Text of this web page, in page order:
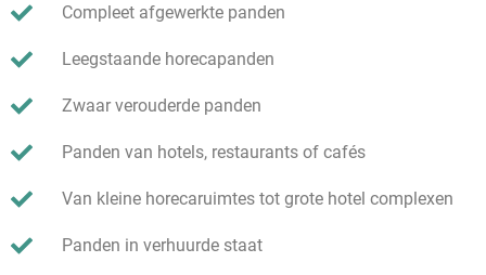
Compleet afgewerkte panden
Leegstaande horecapanden
Zwaar verouderde panden
Panden van hotels, restaurants of cafés
Van kleine horecaruimtes tot grote hotel complexen
Panden in verhuurde staat